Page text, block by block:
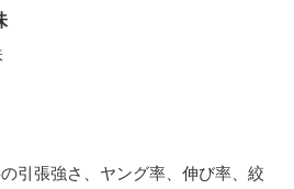
引張強さ、ヤング率、伸び率、絞